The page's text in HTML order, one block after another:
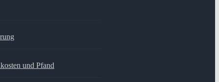
und Pfand